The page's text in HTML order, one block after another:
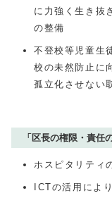
に力強く生き抜
の整備
不登校等児童生
校の未然防止に
孤立化させない
「区長の権限・責任
ホスピタリティ
ICTの活用によ